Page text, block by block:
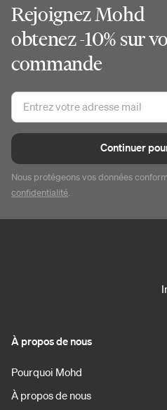
Rejoignez Mohd
obtenez -10% sur
commande
Continuer
Nous protégeons vos données
confidentialité.
À propos de nous
Pourquoi Mohd
À propos de nous